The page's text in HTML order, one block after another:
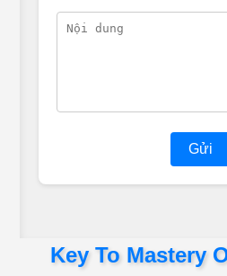
Gửi
Key To Mastery